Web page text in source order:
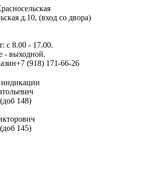
д.10, (вход со двора)
с 8.00 - 17.00.
- выходной.
+7 (918) 171-66-26
индикации
148)
145)